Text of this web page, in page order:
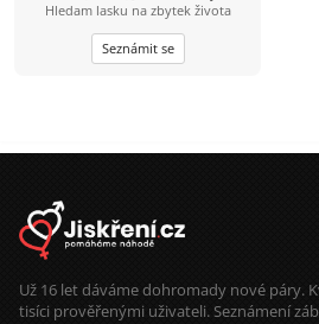
Hledam lasku na zbytek života
Seznámit se
Už 16 let dáváme dohromady nové páry.
tisíci prověřenými uživateli. Seznámení